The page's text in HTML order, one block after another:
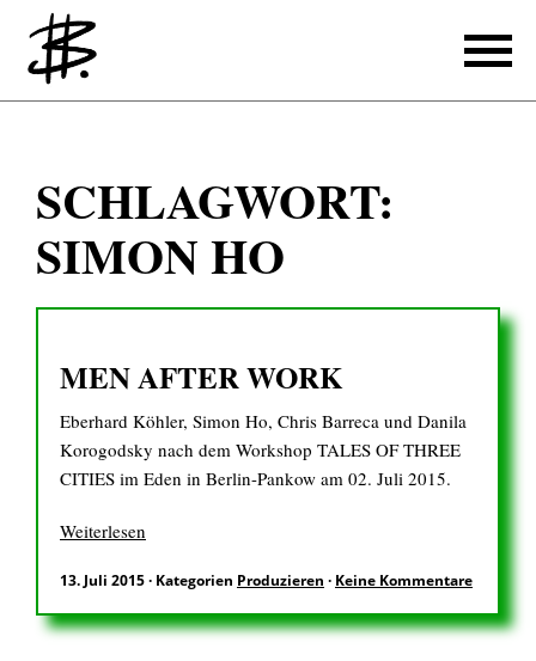
Schreiben
Referenzen
Produzieren
Übersetzen
Referenzen
Über mich
EN
SCHLAGWORT:
SIMON HO
MEN AFTER WORK
Eberhard Köhler, Simon Ho, Chris Barreca und Danila
Korogodsky nach dem Workshop TALES OF THREE
CITIES im Eden in Berlin-Pankow am 02. Juli 2015.
Weiterlesen
13. Juli 2015· Kategorien Produzieren · Keine Kommentare